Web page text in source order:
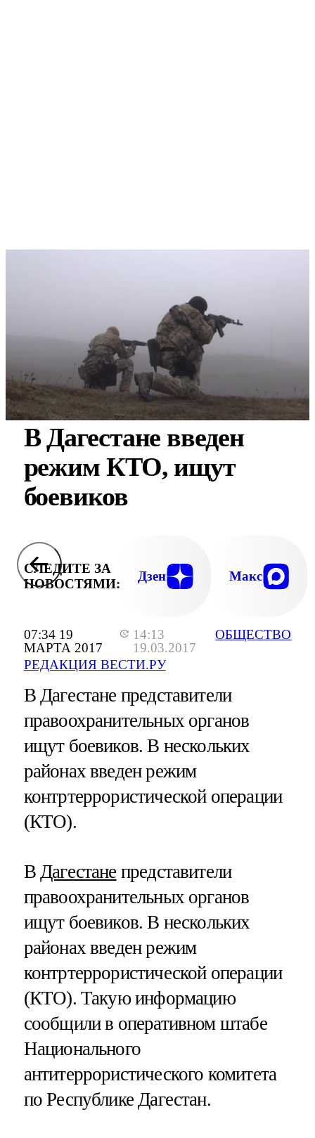
07:34 19
МАРТА 2017
14:13
19.03.2017
РЕДАКЦИЯ ВЕСТИ.РУ
ОБЩЕСТВО
В Дагестане введен
режим КТО, ищут
боевиков
СЛЕДИТЕ ЗА
НОВОСТЯМИ:
Дзен Макс
В Дагестане представители
правоохранительных органов
ищут боевиков. В нескольких
районах введен режим
контртеррористической операции
(КТО).
В Дагестане представители
правоохранительных органов
ищут боевиков. В нескольких
районах введен режим
контртеррористической операции
(КТО). Такую информацию
сообщили в оперативном штабе
Национального
антитеррористического комитета
по Республике Дагестан.